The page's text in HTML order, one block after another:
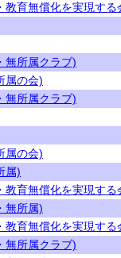
教育無償化を実現する
無所属クラブ)
属の会)
無所属クラブ)
属の会)
属)
教育無償化を実現する
無所属)
教育無償化を実現する
無所属クラブ)